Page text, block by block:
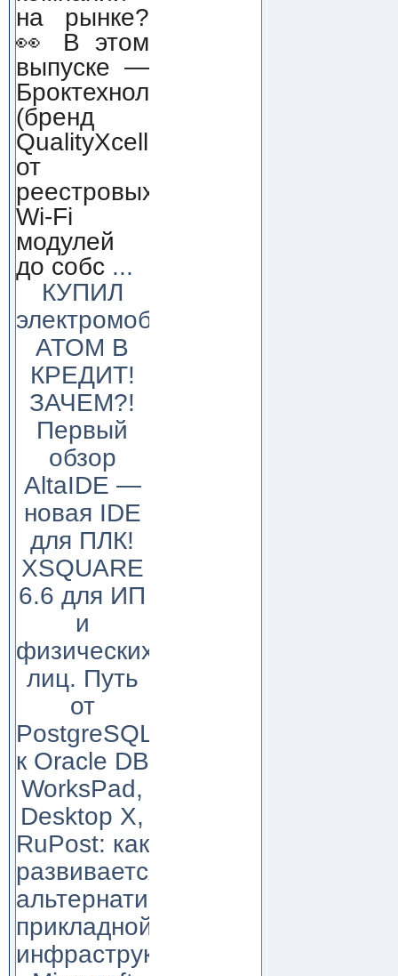
на рынке?
👀 В этом
выпуске —
Броктехнолоджи
(бренд
QualityXcellence):
от
реестровых
Wi-Fi
модулей
до собс ...
КУПИЛ
электромобиль
АТОМ В
КРЕДИТ!
ЗАЧЕМ?!
Первый
обзор
AltaIDE —
новая IDE
для ПЛК!
XSQUARE
6.6 для ИП
и
физических
лиц. Путь
от
PostgreSQL
к Oracle DB
WorksPad,
Desktop X,
RuPost: как
развивается
альтернатива
прикладной
инфраструктуре